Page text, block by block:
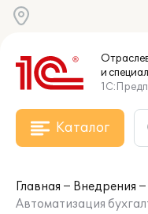
и
Каталог
Главная
Внедрения
Автоматизация